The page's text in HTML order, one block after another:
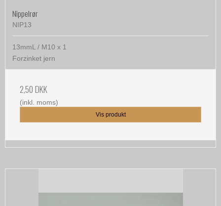
Nippelrør
NIP13
13mmL / M10 x 1
Forzinket jern
2,50 DKK
(inkl. moms)
Vis produkt